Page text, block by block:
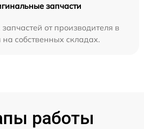
запчасти
от производителя в
собственных складах.
работы